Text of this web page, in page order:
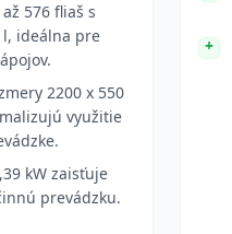
576 fliaš s
ideálna pre
2200 x 550
využitie
kW zaisťuje
prevádzku.